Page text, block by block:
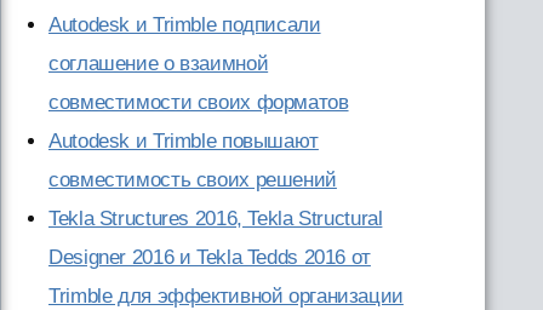
Autodesk и Trimble подписали
соглашение о взаимной
совместимости своих форматов
Autodesk и Trimble повышают
совместимость своих решений
Tekla Structures 2016, Tekla Structural
Designer 2016 и Tekla Tedds 2016 от
Trimble для эффективной организации